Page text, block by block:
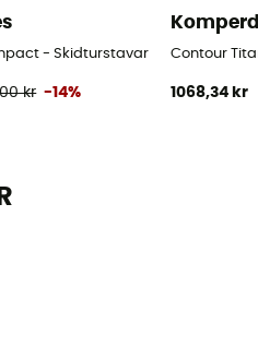
- Skidturstavar
kr -14%
Contour
1068,34 kr